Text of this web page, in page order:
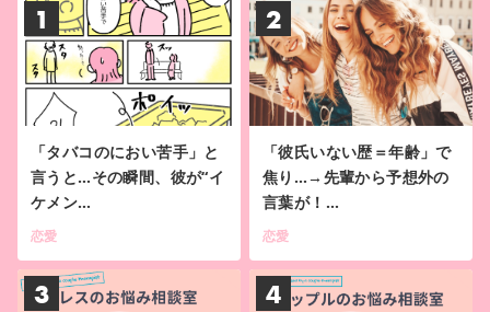
1
「タバコのにおい苦手」と
言うと…その瞬間、彼が“イ
ケメン…
恋愛
2
「彼氏いない歴＝年齢」で
焦り…→先輩から予想外の
言葉が！…
恋愛
3 4